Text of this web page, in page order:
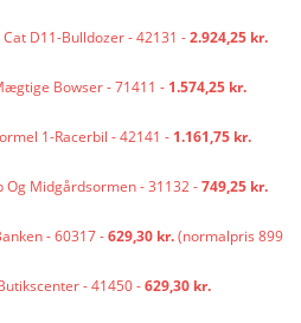
D11-Bulldozer - 42131 -2.924,25 kr.
Bowser - 71411 - 1.574,25 kr.
1-Racerbil - 42141 - 1.161,75 kr.
Og Midgårdsormen - 31132 -749,25 kr.
- 60317 -629,30 kr.(normalpris 899
- 41450 -629,30 kr.